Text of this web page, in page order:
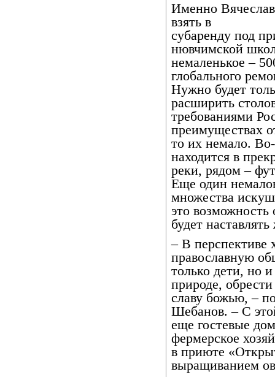
Именно
взять в
субаренду под
нювчимской
немаленькое –
глобального
Нужно будет
расширить
требованиями
преимуществах
то их немало.
находится в
реки, рядом –
Еще один
множества
это
будет
– В перспективе
православную
только дети, но
природе,
славу божью, –
Шебанов. – С
еще гостевые
фермерское
в приюте
выращиванием